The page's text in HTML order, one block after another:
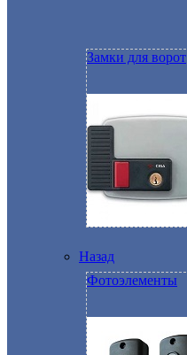
Замки для ворот
Назад
Фотоэлементы